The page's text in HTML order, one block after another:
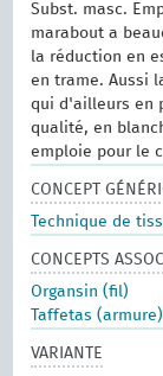
Subst. masc.
marabout a
la réduction en
en trame. Aussi
qui d'ailleurs en
qualité, en
emploie pour le
CONCEPT
Technique de
CONCEPTS
Organsin (fil)
Taffetas (armure)
VARIANTE